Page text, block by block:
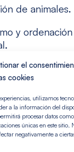
el
cookies
utilizamos
a la información del
procesar datos
únicas en este sitio.
negativamente a
de animales.
y ordenación
histórico.
con